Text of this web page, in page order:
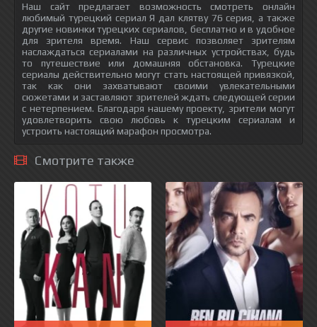
Наш сайт предлагает возможность смотреть онлайн
любимый турецкий сериал Я дал клятву 76 серия, а также
другие новинки турецких сериалов, бесплатно и в удобное
для зрителя время. Наш сервис позволяет зрителям
наслаждаться сериалами на различных устройствах, будь
то путешествие или домашняя обстановка. Турецкие
сериалы действительно могут стать настоящей привязкой,
так как они захватывают своими увлекательными
сюжетами и заставляют зрителей ждать следующей серии
с нетерпением. Благодаря нашему проекту, зрители могут
удовлетворить свою любовь к турецким сериалам и
устроить настоящий марафон просмотра.
Смотрите также